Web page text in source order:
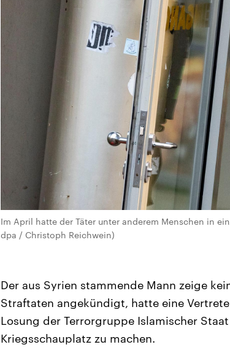
Im April hatte der Täter unter anderem Menschen in
dpa / Christoph Reichwein)
Der aus Syrien stammende Mann zeige
Straftaten angekündigt, hatte eine
Losung der Terrorgruppe Islamischer
Kriegsschauplatz zu machen.